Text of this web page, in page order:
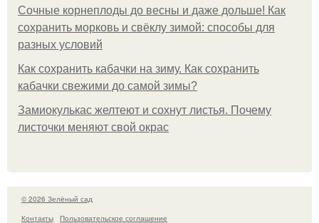
Сочные корнеплоды до весны и даже дольше! Как
сохранить морковь и свёклу зимой: способы для
разных условий
Как сохранить кабачки на зиму. Как сохранить
кабачки свежими до самой зимы?
Замиокулькас желтеют и сохнут листья. Почему
листочки меняют свой окрас
© 2026 Зелёный сад
Контакты
Пользовательское соглашение